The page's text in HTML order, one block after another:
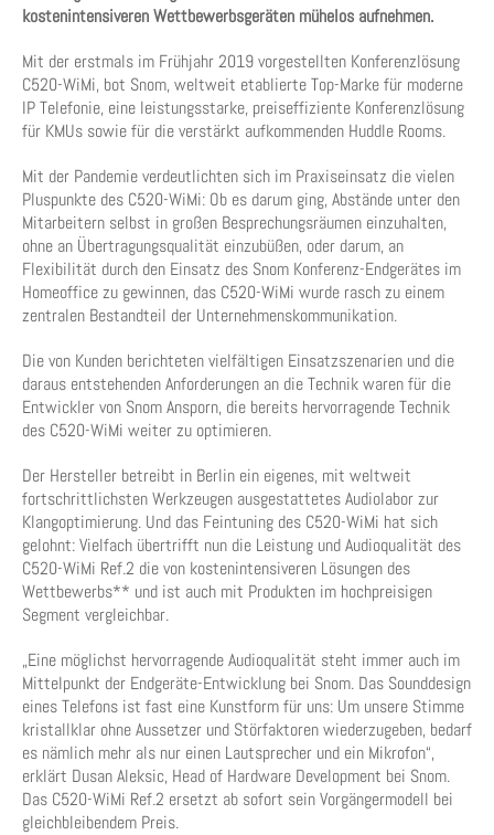
kostenintensiveren Wettbewerbsgeräten mühelos aufnehmen.
Mit der erstmals im Frühjahr 2019 vorgestellten Konferenzlösung
C520-WiMi, bot Snom, weltweit etablierte Top-Marke für moderne
IP Telefonie, eine leistungsstarke, preiseffiziente Konferenzlösung
für KMUs sowie für die verstärkt aufkommenden Huddle Rooms.
Mit der Pandemie verdeutlichten sich im Praxiseinsatz die vielen
Pluspunkte des C520-WiMi: Ob es darum ging, Abstände unter den
Mitarbeitern selbst in großen Besprechungsräumen einzuhalten,
ohne an Übertragungsqualität einzubüßen, oder darum, an
Flexibilität durch den Einsatz des Snom Konferenz-Endgerätes im
Homeoffice zu gewinnen, das C520-WiMi wurde rasch zu einem
zentralen Bestandteil der Unternehmenskommunikation.
Die von Kunden berichteten vielfältigen Einsatzszenarien und die
daraus entstehenden Anforderungen an die Technik waren für die
Entwickler von Snom Ansporn, die bereits hervorragende Technik
des C520-WiMi weiter zu optimieren.
Der Hersteller betreibt in Berlin ein eigenes, mit weltweit
fortschrittlichsten Werkzeugen ausgestattetes Audiolabor zur
Klangoptimierung. Und das Feintuning des C520-WiMi hat sich
gelohnt: Vielfach übertrifft nun die Leistung und Audioqualität des
C520-WiMi Ref.2 die von kostenintensiveren Lösungen des
Wettbewerbs** und ist auch mit Produkten im hochpreisigen
Segment vergleichbar.
„Eine möglichst hervorragende Audioqualität steht immer auch im
Mittelpunkt der Endgeräte-Entwicklung bei Snom. Das Sounddesign
eines Telefons ist fast eine Kunstform für uns: Um unsere Stimme
kristallklar ohne Aussetzer und Störfaktoren wiederzugeben, bedarf
es nämlich mehr als nur einen Lautsprecher und ein Mikrofon“,
erklärt Dusan Aleksic, Head of Hardware Development bei Snom.
Das C520-WiMi Ref.2 ersetzt ab sofort sein Vorgängermodell bei
gleichbleibendem Preis.